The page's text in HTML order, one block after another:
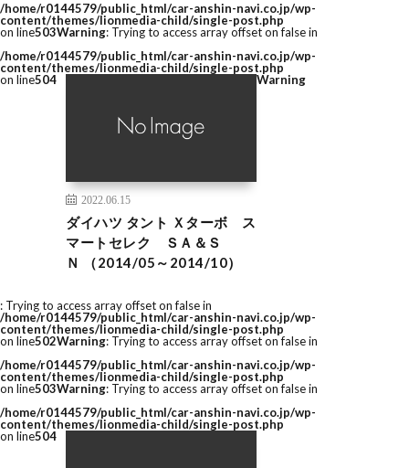
/home/r0144579/public_html/car-anshin-navi.co.jp/wp-
content/themes/lionmedia-child/single-post.php
on line503Warning: Trying to access array offset on false in
/home/r0144579/public_html/car-anshin-navi.co.jp/wp-
content/themes/lionmedia-child/single-post.php
on line504
2022.06.15
ダイハツ タント Ｘターボ ス
マートセレク ＳＡ＆Ｓ
Ｎ （2014/05～2014/10）
Warning
: Trying to access array offset on false in
/home/r0144579/public_html/car-anshin-navi.co.jp/wp-
content/themes/lionmedia-child/single-post.php
on line502Warning: Trying to access array offset on false in
/home/r0144579/public_html/car-anshin-navi.co.jp/wp-
content/themes/lionmedia-child/single-post.php
on line503Warning: Trying to access array offset on false in
/home/r0144579/public_html/car-anshin-navi.co.jp/wp-
content/themes/lionmedia-child/single-post.php
on line504